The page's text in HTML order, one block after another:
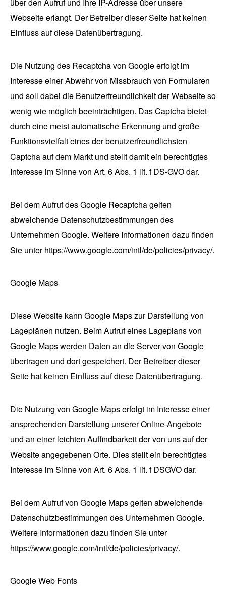
Webseite erlangt. Der Betreiber dieser Seite hat keinen
Einfluss auf diese Datenübertragung.
Die Nutzung des Recaptcha von Google erfolgt im
Interesse einer Abwehr von Missbrauch von Formularen
und soll dabei die Benutzerfreundlichkeit der Webseite so
wenig wie möglich beeinträchtigen. Das Captcha bietet
durch eine meist automatische Erkennung und große
Funktionsvielfalt eines der benutzerfreundlichsten
Captcha auf dem Markt und stellt damit ein berechtigtes
Interesse im Sinne von Art. 6 Abs. 1 lit. f DS-GVO dar.
Bei dem Aufruf des Google Recaptcha gelten
abweichende Datenschutzbestimmungen des
Unternehmen Google. Weitere Informationen dazu finden
Sie unter https://www.google.com/intl/de/policies/privacy/.
Google Maps
Diese Website kann Google Maps zur Darstellung von
Lageplänen nutzen. Beim Aufruf eines Lageplans von
Google Maps werden Daten an die Server von Google
übertragen und dort gespeichert. Der Betreiber dieser
Seite hat keinen Einfluss auf diese Datenübertragung.
Die Nutzung von Google Maps erfolgt im Interesse einer
ansprechenden Darstellung unserer Online-Angebote
und an einer leichten Auffindbarkeit der von uns auf der
Website angegebenen Orte. Dies stellt ein berechtigtes
Interesse im Sinne von Art. 6 Abs. 1 lit. f DSGVO dar.
Bei dem Aufruf von Google Maps gelten abweichende
Datenschutzbestimmungen des Unternehmen Google.
Weitere Informationen dazu finden Sie unter
https://www.google.com/intl/de/policies/privacy/.
Google Web Fonts